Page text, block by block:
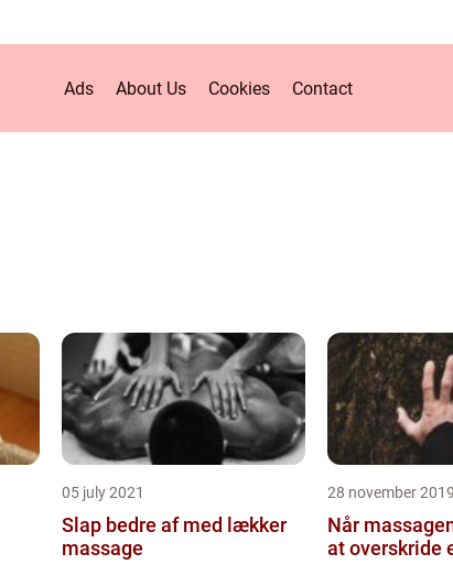
Ads About Us Cookies Contact
05 july 2021
Slap bedre af med lækker
massage
28 november
Når
at overskride